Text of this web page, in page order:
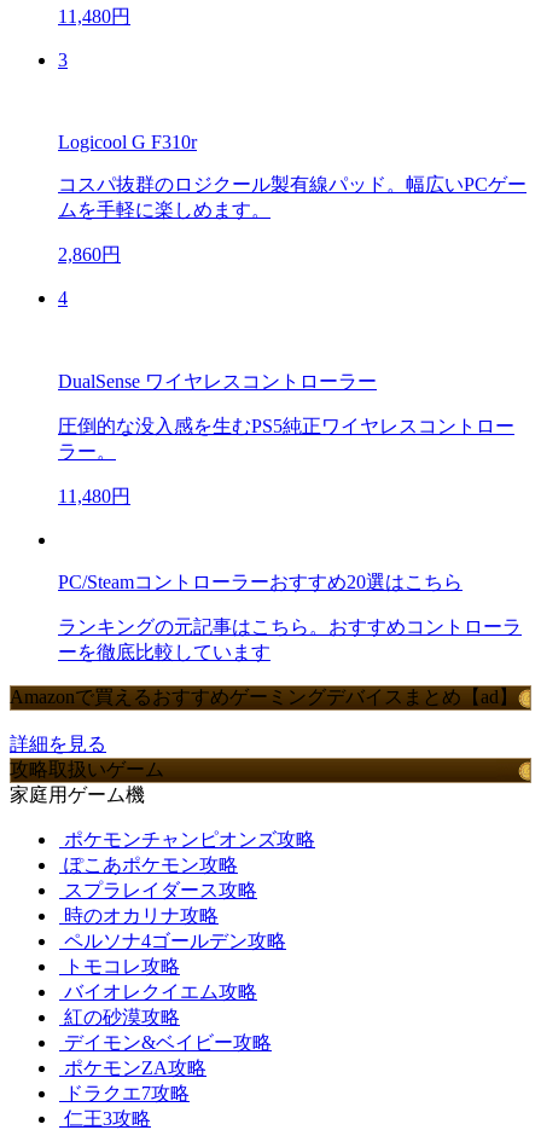
11,480円
3
Logicool G F310r
コスパ抜群のロジクール製有線パッド。幅広いPCゲー
ムを手軽に楽しめます。
2,860円
4
DualSense ワイヤレスコントローラー
圧倒的な没入感を生むPS5純正ワイヤレスコントロー
ラー。
11,480円
PC/Steamコントローラーおすすめ20選はこちら
ランキングの元記事はこちら。おすすめコントローラ
ーを徹底比較しています
Amazonで買えるおすすめゲーミングデバイスまとめ【ad】
詳細を見る
攻略取扱いゲーム
家庭用ゲーム機
ポケモンチャンピオンズ攻略
ぽこあポケモン攻略
スプラレイダース攻略
時のオカリナ攻略
ペルソナ4ゴールデン攻略
トモコレ攻略
バイオレクイエム攻略
紅の砂漠攻略
デイモン&ベイビー攻略
ポケモンZA攻略
ドラクエ7攻略
仁王3攻略